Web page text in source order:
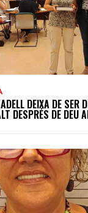
DEIXA DE SER
DESPRÉS DE DEU